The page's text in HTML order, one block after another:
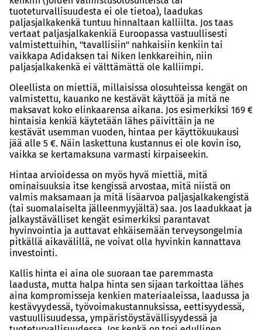
tuoteturvallisuudesta ei ole tietoa), laadukas
paljasjalkakenkä tuntuu hinnaltaan kalliilta. Jos taas
vertaat paljasjalkakenkiä Euroopassa vastuullisesti
valmistettuihin, "tavallisiin" nahkaisiin kenkiin tai
vaikkapa Adidaksen tai Niken lenkkareihin, niin
paljasjalkakenkä ei välttämättä ole kalliimpi.
Oleellista on miettiä, millaisissa olosuhteissa kengät on
valmistettu, kauanko ne kestävät käyttöä ja mitä ne
maksavat koko elinkaarensa aikana. Jos esimerkiksi 169 €
hintaisia kenkiä käytetään lähes päivittäin ja ne
kestävät usemman vuoden, hintaa per käyttökuukausi
jää alle 5 €. Näin laskettuna kustannus ei ole kovin iso,
vaikka se kertamaksuna varmasti kirpaiseekin.
Hintaa arvioidessa on myös hyvä miettiä, mitä
ominaisuuksia itse kengissä arvostaa, mitä niistä on
valmis maksamaan ja mitä lisäarvoa paljasjalkakengistä
(tai suomalaiselta jälleenmyyjältä) saa. Jos laadukkaat ja
jalkaystävälliset kengät esimerkiksi parantavat
hyvinvointia ja auttavat ehkäisemään terveysongelmia
pitkällä aikavälillä, ne voivat olla hyvinkin kannattava
investointi.
Kallis hinta ei aina ole suoraan tae paremmasta
laadusta, mutta halpa hinta sen sijaan tarkoittaa lähes
aina kompromisseja kenkien materiaaleissa, laadussa ja
kestävyydessä, työvoimakustannuksissa, eettisyydessä,
vastuullisuudessa, ympäristöystävällisyydessä ja